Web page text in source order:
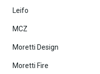
Leifo
MCZ
Moretti Design
Moretti Fire